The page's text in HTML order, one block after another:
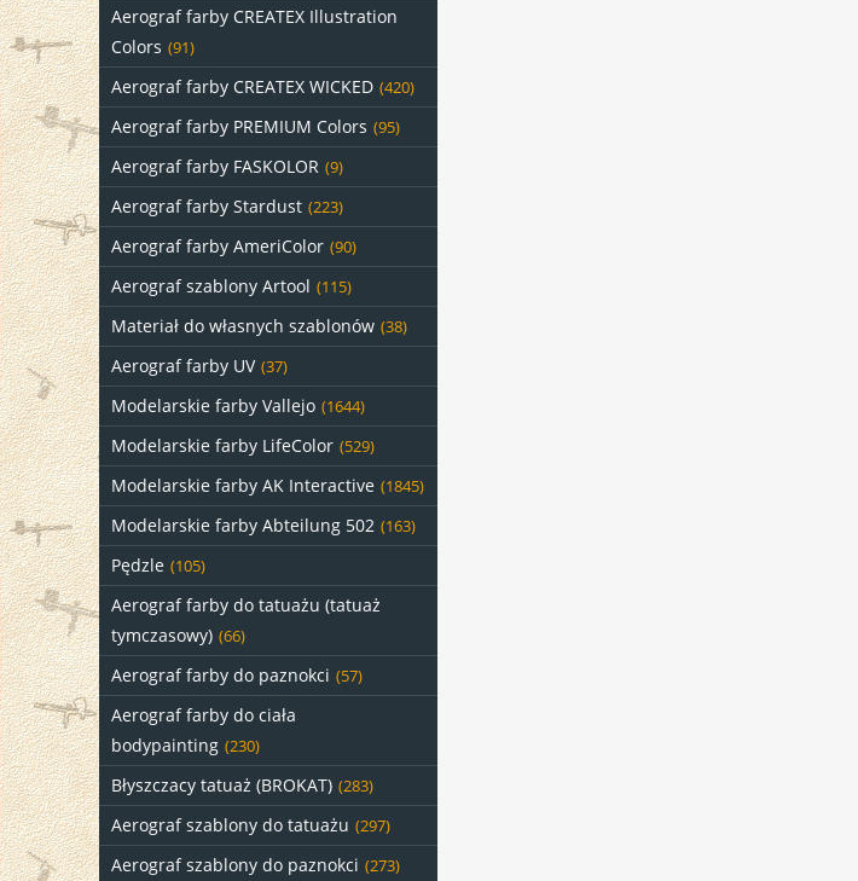
Aerograf farby CREATEX Illustration
Colors (91)
Aerograf farby CREATEX WICKED (420)
Aerograf farby PREMIUM Colors (95)
Aerograf farby FASKOLOR (9)
Aerograf farby Stardust (223)
Aerograf farby AmeriColor (90)
Aerograf szablony Artool (115)
Materiał do własnych szablonów (38)
Aerograf farby UV (37)
Modelarskie farby Vallejo (1644)
Modelarskie farby LifeColor (529)
Modelarskie farby AK Interactive (1845)
Modelarskie farby Abteilung 502 (163)
Pędzle (105)
Aerograf farby do tatuażu (tatuaż
tymczasowy) (66)
Aerograf farby do paznokci (57)
Aerograf farby do ciała
bodypainting (230)
Błyszczacy tatuaż (BROKAT) (283)
Aerograf szablony do tatuażu (297)
Aerograf szablony do paznokci (273)